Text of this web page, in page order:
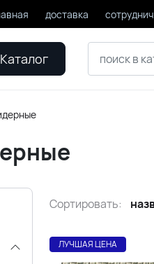
доставка
Каталог
Сортировать:
ЛУЧШАЯ ЦЕНА